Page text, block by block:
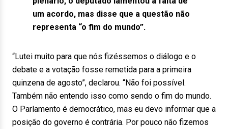
um acordo, mas disse que a questão não
representa “o fim do mundo”.
“Lutei muito para que nós fizéssemos o diálogo e o
debate e a votação fosse remetida para a primeira
quinzena de agosto”, declarou. “Não foi possível.
Também não entendo isso como sendo o fim do mundo.
O Parlamento é democrático, mas eu devo informar que a
posição do governo é contrária. Por pouco não fizemos